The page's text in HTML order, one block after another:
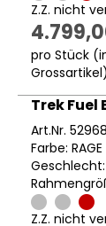
Z.Z. nicht
pro Stück
Grossartikel)
Trek Fuel
Art.Nr.
Farbe: RAGE
Geschlecht:
Z.Z. nicht